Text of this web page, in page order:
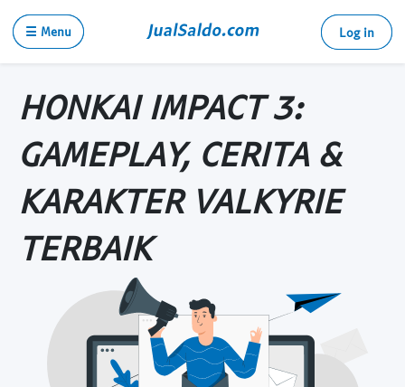
☰ Menu Log in
HONKAI IMPACT 3:
GAMEPLAY, CERITA &
KARAKTER VALKYRIE
TERBAIK